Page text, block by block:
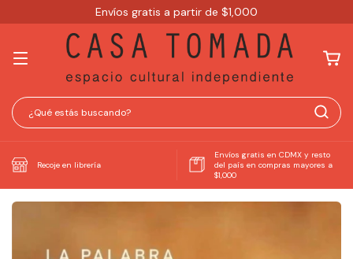
Envíos gratis a partir de $1,000
Recoje en librería
Envíos gratis en CDMX y resto
del país en compras mayores a
$1,000